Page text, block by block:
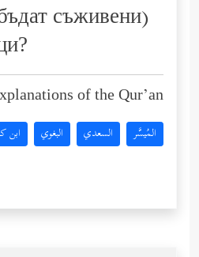
съживени)
of the Qur’an:
المُيسَّر السعدي البغوي ابن